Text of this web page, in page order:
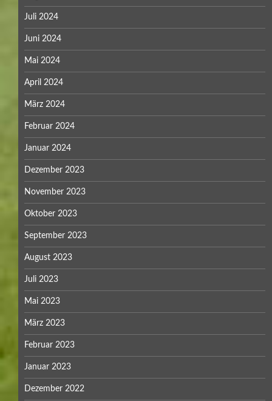
Juli 2024
Juni 2024
Mai 2024
April 2024
März 2024
Februar 2024
Januar 2024
Dezember 2023
November 2023
Oktober 2023
September 2023
August 2023
Juli 2023
Mai 2023
März 2023
Februar 2023
Januar 2023
Dezember 2022